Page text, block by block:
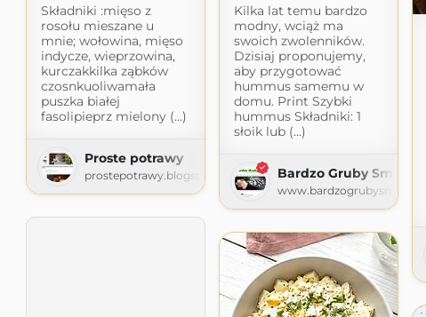
Składniki :mięso z
rosołu mieszane u
mnie; wołowina, mięso
indycze, wieprzowina,
kurczakkilka ząbków
czosnkuoliwamała
puszka białej
fasolipieprz mielony (...)
Proste potrawy
prostepotrawy.blogspot.com
Kilka lat temu bardzo
modny, wciąż ma
swoich zwolenników.
Dzisiaj proponujemy,
aby przygotować
hummus samemu w
domu. Print Szybki
hummus Składniki: 1
słoik lub (...)
Bardzo Gruby Smok
www.bardzogrubysmok.pl